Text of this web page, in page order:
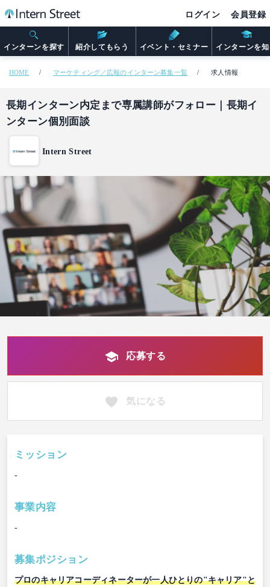
インターンを探す 紹介してもらう イベント・セミナー インターンを
ログイン 会員登録
HOME マーケティング／広報のインターン募集一覧 求人情報
長期インターン内定まで専属講師がフォロー｜長期イ
ンターン個別面談
Intern Street
応募する
気になる
ミッション
-
事業内容
-
募集ポジション
プロのキャリアコーディネーターが一人ひとりの"キャリア"と